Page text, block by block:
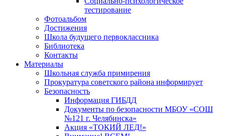
тестирование
Фотоальбом
Достижения
Школа будущего первоклассника
Библиотека
Контакты
Материалы
Школьная служба примирения
Прокуратура советского района информирует
Безопасность
Информация ГИБДД
Документы по безопасности МБОУ «СОШ
№121 г. Челябинска»
Акция «ТОКИЙ ЛЕД!»